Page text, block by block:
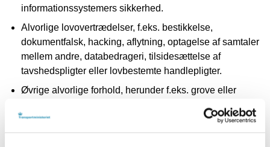
informationssystemers sikkerhed.
Alvorlige lovovertrædelser, f.eks. bestikkelse,
dokumentfalsk, hacking, aflytning, optagelse af samtaler
mellem andre, databedrageri, tilsidesættelse af
tavshedspligter eller lovbestemte handlepligter.
Øvrige alvorlige forhold, herunder f.eks. grove eller
Der kan indberettes om enhver oplysning, herunder